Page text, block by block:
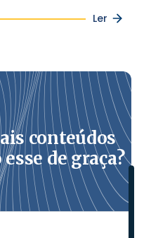
Ler
conteúdos
de graça?